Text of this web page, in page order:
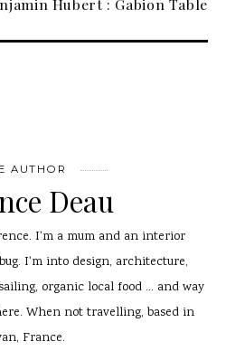
Hubert : Gabion Table
AUTHOR
Deau
I'm a mum and an interior
I'm into design, architecture,
organic local food ... and way
When not travelling, based in
France.